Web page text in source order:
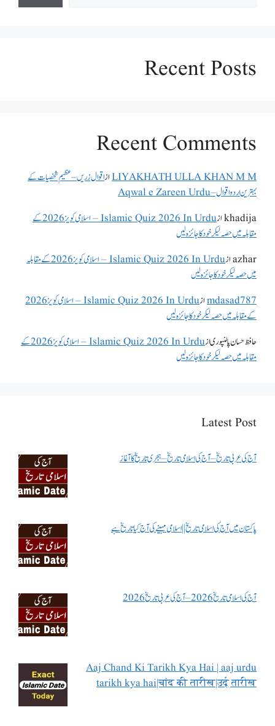
Recent Posts
Recent Comments
LIYAKHATH ULLA KHAN M Mازاقوال زریں – عظیم شخصیات کے
بہترین اردو اقوال – Aqwal e Zareen Urdu
khadijaاز
Islamic Quiz 2026 In Urdu – اسلامی کویز 2026 کے
مقابلہ میں حصہ لیکر خود کا جائزہ لیں
azharاز
Islamic Quiz 2026 In Urdu – اسلامی کویز 2026 کے مقابلہ
میں حصہ لیکر خود کا جائزہ لیں
mdasad787از
Islamic Quiz 2026 In Urdu – اسلامی کویز 2026
کے مقابلہ میں حصہ لیکر خود کا جائزہ لیں
حافظ حسان پالنپوریاز
Islamic Quiz 2026 In Urdu – اسلامی کویز 2026 کے
مقابلہ میں حصہ لیکر خود کا جائزہ لیں
Latest Post
آج کی عربی تاریخ – آج کی اسلامی تاریخ – ہجری تاریخ کا آغاز
پاکستان میں آج کی اسلامی تاریخ || اسلامی مہینے کی آج کیا تاریخ ہے
آج کی اسلامی تاریخ 2026 – آج کی عربی تاریخ 2026
Aaj Chand Ki Tarikh Kya Hai | aaj urdu
tarikh kya hai|चांद की तारीख|उर्दू तारीख